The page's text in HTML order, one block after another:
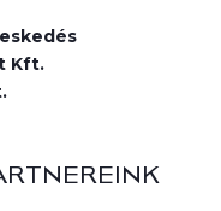
Kft.